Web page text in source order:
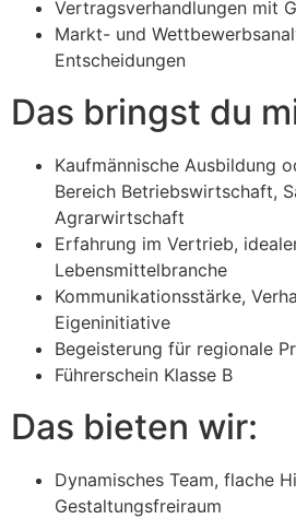
Vertragsverhandlungen mit
Markt- und
Entscheidungen
Das bringst du
Kaufmännische Ausbildung
Bereich Betriebswirtschaft,
Agrarwirtschaft
Erfahrung im Vertrieb,
Lebensmittelbranche
Kommunikationsstärke,
Eigeninitiative
Begeisterung für regionale
Führerschein Klasse B
Das bieten wir:
Dynamisches Team, flache
Gestaltungsfreiraum